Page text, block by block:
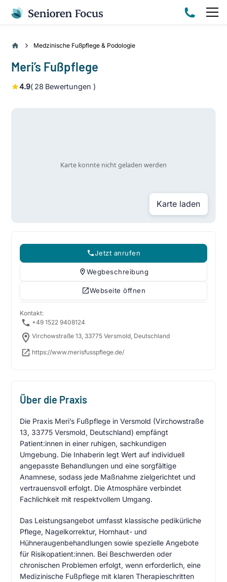
Medzinische Fußpflege & Podologie
Meri’s Fußpflege
4.9( 28 Bewertungen )
Karte laden
Jetzt anrufen
Wegbeschreibung
Webseite öffnen
Kontakt:
+49 1522 9408124
Virchowstraße 13, 33775 Versmold, Deutschland
https://www.merisfusspflege.de/
Über die Praxis
Die Praxis Meri’s Fußpflege in Versmold (Virchowstraße
13, 33775 Versmold, Deutschland) empfängt
Patient:innen in einer ruhigen, sachkundigen
Umgebung. Die Inhaberin legt Wert auf individuell
angepasste Behandlungen und eine sorgfältige
Anamnese, sodass jede Maßnahme zielgerichtet und
vertrauensvoll erfolgt. Die Atmosphäre verbindet
Fachlichkeit mit respektvollem Umgang.
Das Leistungsangebot umfasst klassische pedikürliche
Pflege, Nagelkorrektur, Hornhaut- und
Hühneraugenbehandlungen sowie spezielle Angebote
für Risikopatient:innen. Bei Beschwerden oder
chronischen Problemen erfolgt, wenn erforderlich, eine
Medizinische Fußpflege mit klaren Therapieschritten